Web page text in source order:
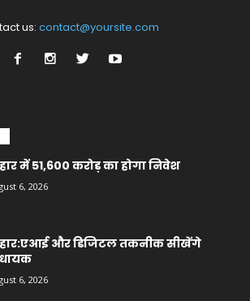
us: contact@yoursite.com
में 51,600 करोड़ का होगा निवेश
6, 2026
और डिजिटल तकनीक सीखेंगे
6, 2026